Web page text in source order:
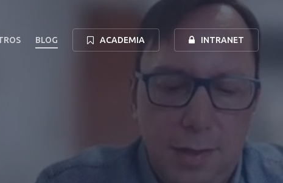
BLOG ACADEMIA INTRANET